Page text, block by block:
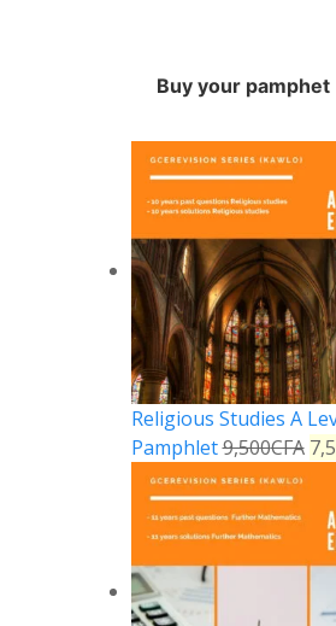
Buy your pamphet
Religious Studies A
Pamphlet9,500CFA